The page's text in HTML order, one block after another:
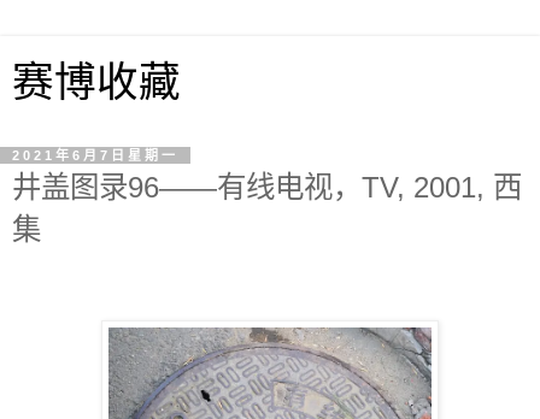
赛博收藏
2021年6月7日星期一
井盖图录96——有线电视，TV, 2001, 西
集